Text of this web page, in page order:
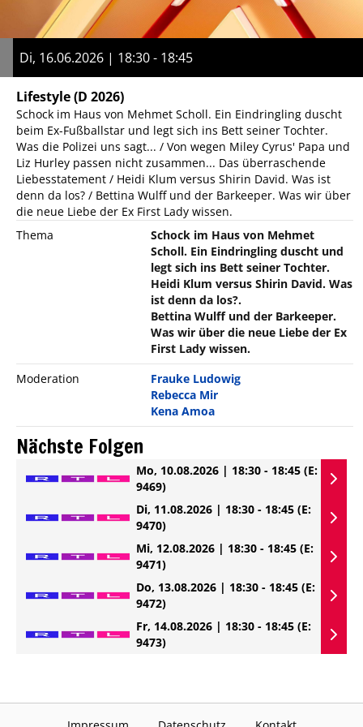
Di, 16.06.2026 | 18:30 - 18:45
Lifestyle(D 2026)
Schock im Haus von Mehmet Scholl. Ein Eindringling duscht
beim Ex-Fußballstar und legt sich ins Bett seiner Tochter.
Was die Polizei uns sagt... / Von wegen Miley Cyrus' Papa und
Liz Hurley passen nicht zusammen... Das überraschende
Liebesstatement / Heidi Klum versus Shirin David. Was ist
denn da los? / Bettina Wulff und der Barkeeper. Was wir über
die neue Liebe der Ex First Lady wissen.
Thema
Schock im Haus von Mehmet
Scholl. Ein Eindringling duscht und
legt sich ins Bett seiner Tochter.
Heidi Klum versus Shirin David. Was
ist denn da los?.
Bettina Wulff und der Barkeeper.
Was wir über die neue Liebe der Ex
First Lady wissen.
Moderation
Frauke Ludowig
Rebecca Mir
Kena Amoa
Nächste Folgen
Mo, 10.08.2026 | 18:30 - 18:45 (E:
9469)
Di, 11.08.2026 | 18:30 - 18:45 (E:
9470)
Mi, 12.08.2026 | 18:30 - 18:45 (E:
9471)
Do, 13.08.2026 | 18:30 - 18:45 (E:
9472)
Fr, 14.08.2026 | 18:30 - 18:45 (E:
9473)